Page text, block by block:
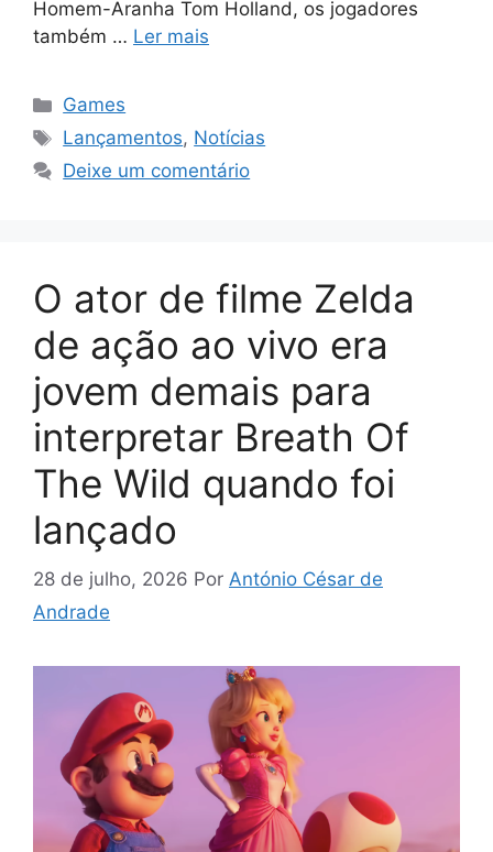
Homem-Aranha Tom Holland, os jogadores
também … Ler mais
Categorias
Games
Tags
Lançamentos, Notícias
Deixe um comentário
O ator de filme Zelda
de ação ao vivo era
jovem demais para
interpretar Breath Of
The Wild quando foi
lançado
28 de julho, 2026 Por António César de
Andrade